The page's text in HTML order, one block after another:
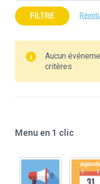
FILTRE
Aucun
critères
Menu en 1 clic